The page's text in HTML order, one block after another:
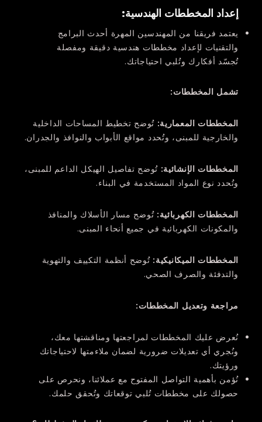
إعداد المخططات الهندسية:
يعتمد فريقنا من المهندسين المهرة أحدث البرامج
والتقنيات لإعداد مخططات هندسية دقيقة ومفصلة
تُجسّد أفكارك وتُلبي احتياجاتك.
تشمل المخططات:
المخططات المعمارية: تُوضح تخطيط المساحات الداخلية
والخارجية للمبنى، وتُحدد مواقع الأبواب والنوافذ والجدران.
المخططات الإنشائية: تُوضح تفاصيل الهيكل الداعم للمبنى،
وتُحدد نوع المواد المستخدمة في البناء.
المخططات الكهربائية: تُوضح مسار الأسلاك والمنافذ
والمكونات الكهربائية في جميع أنحاء المبنى.
المخططات الميكانيكية: تُوضح أنظمة التكييف والتهوية
والتدفئة والصرف الصحي.
مراجعة وتعديل المخططات:
نُعرض عليك المخططات لمراجعتها ومناقشتها معك،
ونُجري أي تعديلات ضرورية لضمان ملاءمتها لاحتياجاتك
ورؤيتك.
نُؤمن بأهمية التواصل المفتوح مع عملائنا، ونحرص على
حصولك على مخططات تُلبي توقعاتك وتُحقق حلمك.